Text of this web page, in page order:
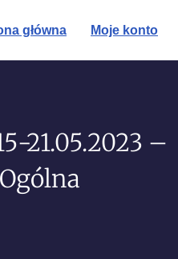
główna Moje konto
21.05.2023 –